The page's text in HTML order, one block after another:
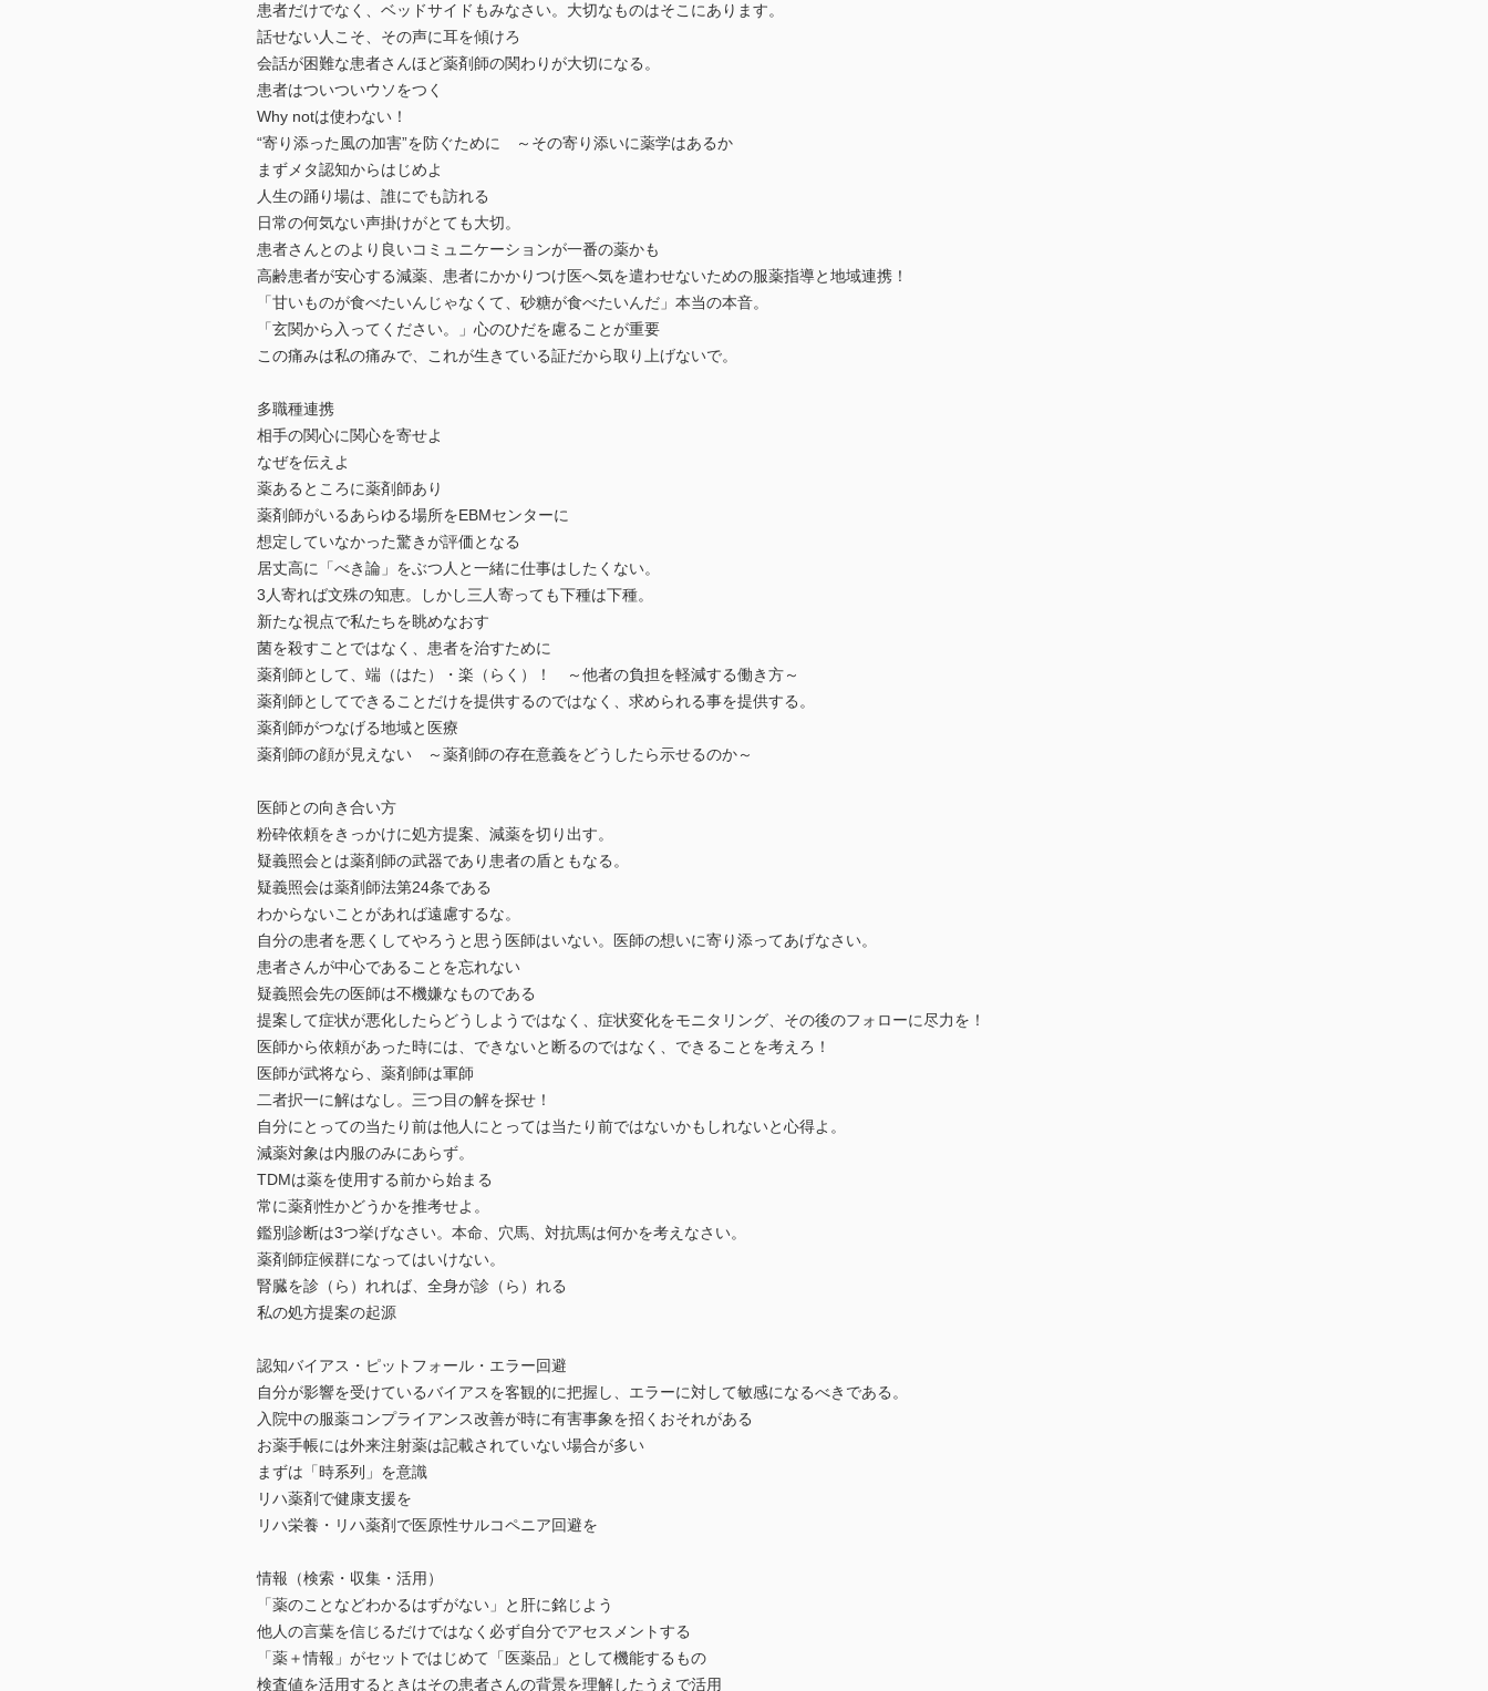
患者だけでなく、ベッドサイドもみなさい。大切なものはそこにあります。
話せない人こそ、その声に耳を傾けろ
会話が困難な患者さんほど薬剤師の関わりが大切になる。
患者はついついウソをつく
Why notは使わない！
“寄り添った風の加害”を防ぐために ～その寄り添いに薬学はあるか
まずメタ認知からはじめよ
人生の踊り場は、誰にでも訪れる
日常の何気ない声掛けがとても大切。
患者さんとのより良いコミュニケーションが一番の薬かも
高齢患者が安心する減薬、患者にかかりつけ医へ気を遣わせないための服薬指導と地域連携！
「甘いものが食べたいんじゃなくて、砂糖が食べたいんだ」本当の本音。
「玄関から入ってください。」心のひだを慮ることが重要
この痛みは私の痛みで、これが生きている証だから取り上げないで。
多職種連携
相手の関心に関心を寄せよ
なぜを伝えよ
薬あるところに薬剤師あり
薬剤師がいるあらゆる場所をEBMセンターに
想定していなかった驚きが評価となる
居丈高に「べき論」をぶつ人と一緒に仕事はしたくない。
3人寄れば文殊の知恵。しかし三人寄っても下種は下種。
新たな視点で私たちを眺めなおす
菌を殺すことではなく、患者を治すために
薬剤師として、端（はた）・楽（らく）！ ～他者の負担を軽減する働き方～
薬剤師としてできることだけを提供するのではなく、求められる事を提供する。
薬剤師がつなげる地域と医療
薬剤師の顔が見えない ～薬剤師の存在意義をどうしたら示せるのか～
医師との向き合い方
粉砕依頼をきっかけに処方提案、減薬を切り出す。
疑義照会とは薬剤師の武器であり患者の盾ともなる。
疑義照会は薬剤師法第24条である
わからないことがあれば遠慮するな。
自分の患者を悪くしてやろうと思う医師はいない。医師の想いに寄り添ってあげなさい。
患者さんが中心であることを忘れない
疑義照会先の医師は不機嫌なものである
提案して症状が悪化したらどうしようではなく、症状変化をモニタリング、その後のフォローに尽力を！
医師から依頼があった時には、できないと断るのではなく、できることを考えろ！
医師が武将なら、薬剤師は軍師
二者択一に解はなし。三つ目の解を探せ！
自分にとっての当たり前は他人にとっては当たり前ではないかもしれないと心得よ。
減薬対象は内服のみにあらず。
TDMは薬を使用する前から始まる
常に薬剤性かどうかを推考せよ。
鑑別診断は3つ挙げなさい。本命、穴馬、対抗馬は何かを考えなさい。
薬剤師症候群になってはいけない。
腎臓を診（ら）れれば、全身が診（ら）れる
私の処方提案の起源
認知バイアス・ピットフォール・エラー回避
自分が影響を受けているバイアスを客観的に把握し、エラーに対して敏感になるべきである。
入院中の服薬コンプライアンス改善が時に有害事象を招くおそれがある
お薬手帳には外来注射薬は記載されていない場合が多い
まずは「時系列」を意識
リハ薬剤で健康支援を
リハ栄養・リハ薬剤で医原性サルコペニア回避を
情報（検索・収集・活用）
「薬のことなどわかるはずがない」と肝に銘じよう
他人の言葉を信じるだけではなく必ず自分でアセスメントする
「薬＋情報」がセットではじめて「医薬品」として機能するもの
検査値を活用するときはその患者さんの背景を理解したうえで活用